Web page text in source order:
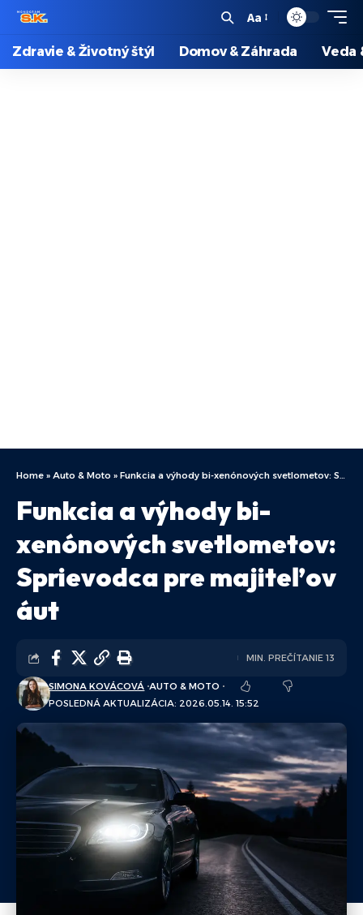
Aa
Zdravie & Životný štýl Domov & Záhrada Veda
Home » Auto & Moto » Funkcia a výhody bi-xenónových svetlometov: Sprievodca pre majiteľov áut
Funkcia a výhody bi-
xenónových svetlometov:
Sprievodca pre majiteľov
áut
POSLEDNÁ AKTUALIZÁCIA: 2026.05.14. 15:52
SIMONA KOVÁCOVÁ AUTO & MOTO
MIN. PREČÍTANIE 13